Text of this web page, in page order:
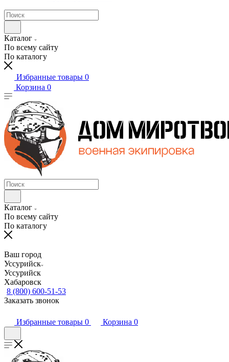
Каталог
По всему сайту
По каталогу
Избранные товары 0
Корзина 0
Каталог
По всему сайту
По каталогу
Ваш город
Уссурийск
Уссурийск
Хабаровск
8 (800) 600-51-53
Заказать звонок
Избранные товары 0 Корзина 0